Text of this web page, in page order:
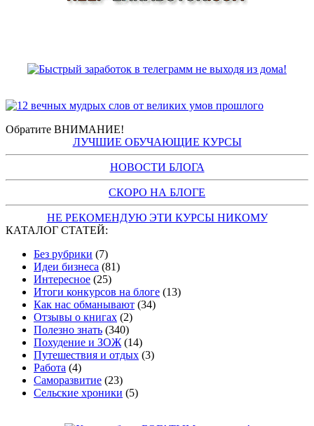
Обратите ВНИМАНИЕ!
ЛУЧШИЕ ОБУЧАЮЩИЕ КУРСЫ
НОВОСТИ БЛОГА
СКОРО НА БЛОГЕ
НЕ РЕКОМЕНДУЮ ЭТИ КУРСЫ НИКОМУ
КАТАЛОГ СТАТЕЙ:
Без рубрики (7)
Идеи бизнеса (81)
Интересное (25)
Итоги конкурсов на блоге (13)
Как нас обманывают (34)
Отзывы о книгах (2)
Полезно знать (340)
Похудение и ЗОЖ(14)
Путешествия и отдых (3)
Работа (4)
Саморазвитие (23)
Сельские хроники (5)